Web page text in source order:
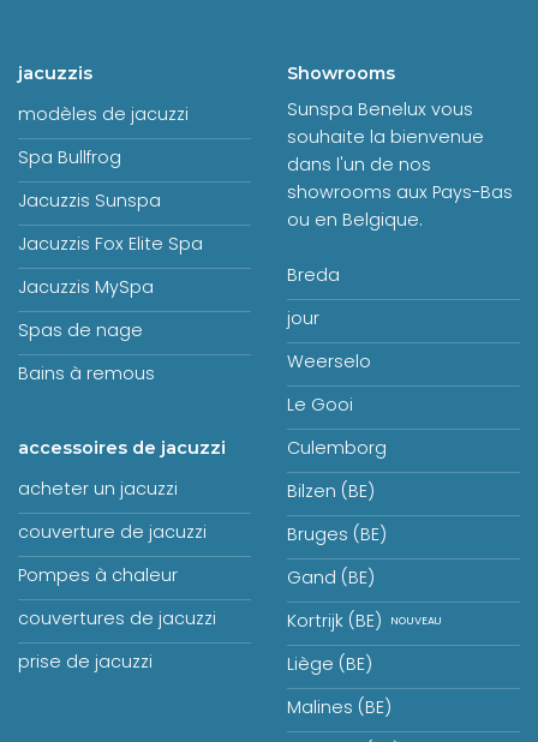
jacuzzis
modèles de jacuzzi
Spa Bullfrog
Jacuzzis Sunspa
Jacuzzis Fox Elite Spa
Jacuzzis MySpa
Spas de nage
Bains à remous
accessoires de jacuzzi
acheter un jacuzzi
couverture de jacuzzi
Pompes à chaleur
couvertures de jacuzzi
prise de jacuzzi
Showrooms
Sunspa Benelux vous
souhaite la bienvenue
dans l'un de nos
showrooms aux Pays-Bas
ou en Belgique.
Breda
jour
Weerselo
Le Gooi
Culemborg
Bilzen (BE)
Bruges (BE)
Gand (BE)
Kortrijk (BE)
Liège (BE)
Malines (BE)